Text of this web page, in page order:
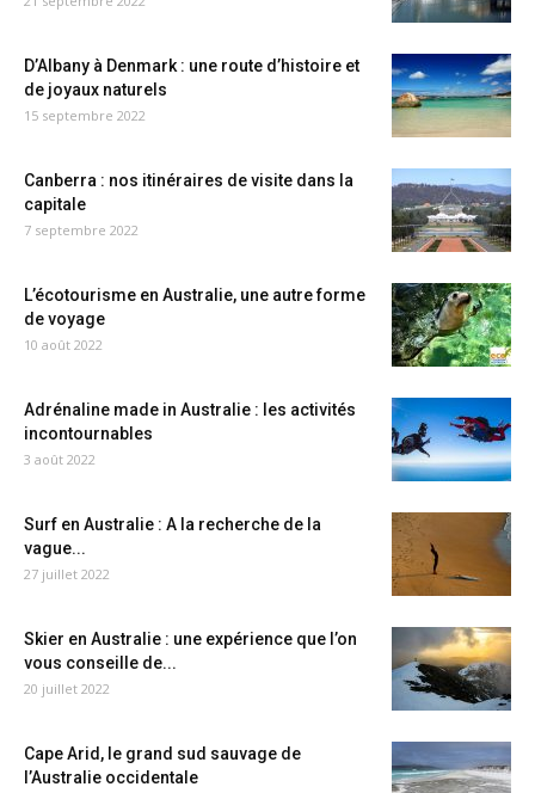
D’Albany à Denmark : une route d’histoire et
de joyaux naturels
15 septembre 2022
Canberra : nos itinéraires de visite dans la
capitale
7 septembre 2022
L’écotourisme en Australie, une autre forme
de voyage
10 août 2022
Adrénaline made in Australie : les activités
incontournables
3 août 2022
Surf en Australie : A la recherche de la
vague...
27 juillet 2022
Skier en Australie : une expérience que l’on
vous conseille de...
20 juillet 2022
Cape Arid, le grand sud sauvage de
l’Australie occidentale